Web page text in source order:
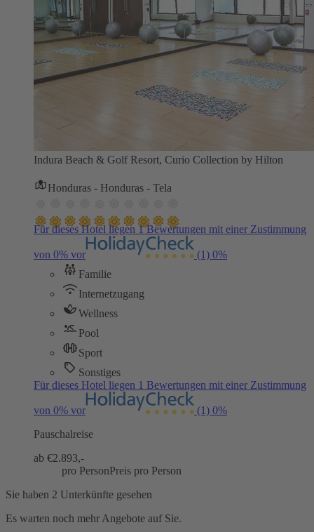
Indura Beach & Golf Resort, Curio Collection by Hilton
Honduras - Honduras - Tela
Für dieses Hotel liegen 1 Bewertungen mit einer Zustimmung
von 0% vor (1) 0%
Familie
Internetzugang
Wellness
Pool
Sport
Sonstiges
Für dieses Hotel liegen 1 Bewertungen mit einer Zustimmung
von 0% vor (1) 0%
Pauschalreise
ab €2.893,-
pro PersonPreis pro Person
Sie haben 2 Unterkünfte gesehen
Es warten noch mehr Angebote auf Sie.